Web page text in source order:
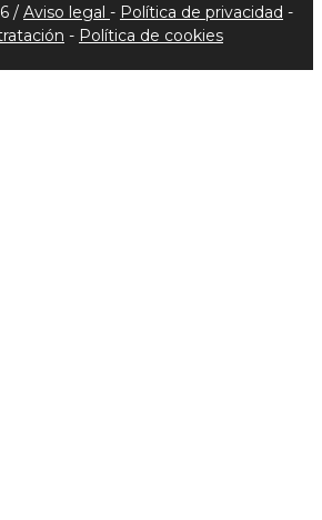
/ Aviso legal - Política de privacidad -
- Política de cookies